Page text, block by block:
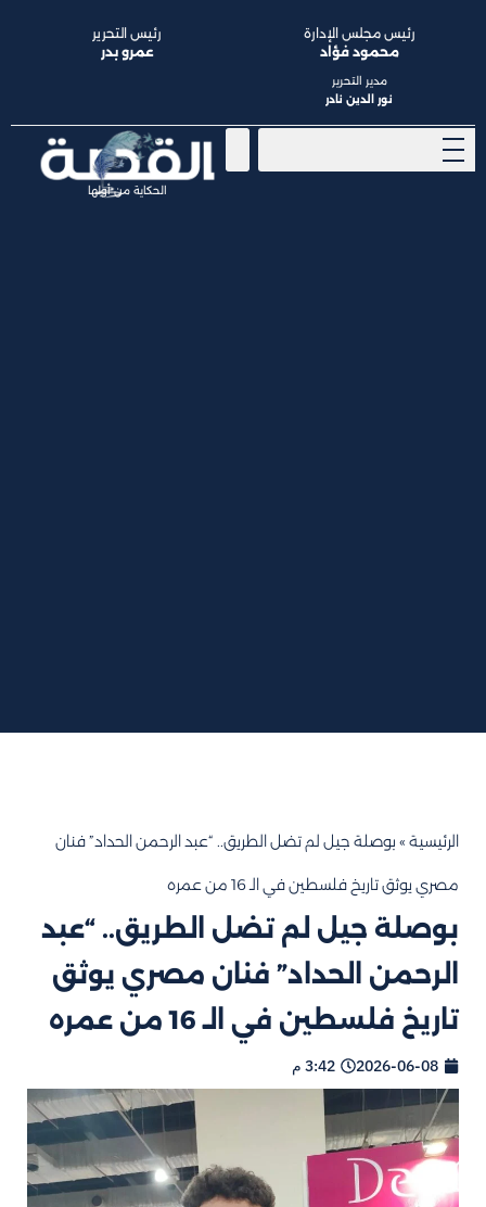
الحكاية من أولها
رئيس مجلس الإدارة
محمود فؤاد
مدير التحرير
نور الدين نادر
رئيس التحرير
عمرو بدر
الرئيسية » بوصلة جيل لم تضل الطريق.. “عبد الرحمن الحداد” فنان
مصري يوثق تاريخ فلسطين في الـ 16 من عمره
بوصلة جيل لم تضل الطريق.. “عبد
الرحمن الحداد” فنان مصري يوثق
تاريخ فلسطين في الـ 16 من عمره
2026-06-08 3:42 م